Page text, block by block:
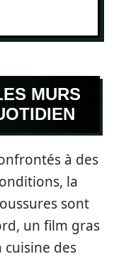
MURS
à des
la
sont
un film gras
cuisine des